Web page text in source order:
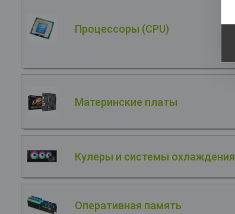
Процессоры (CPU)
Материнские платы
Кулеры и системы охлаждения
Оперативная память